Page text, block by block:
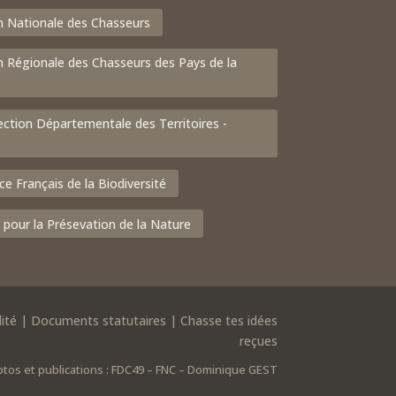
Nationale des Chasseurs
Régionale des Chasseurs des Pays de la
Départementale des Territoires -
Français de la Biodiversité
la Présevation de la Nature
| Documents statutaires | Chasse tes idées
reçues
et publications : FDC49 – FNC – Dominique GEST